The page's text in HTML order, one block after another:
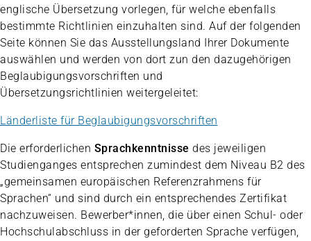
englische Übersetzung vorlegen, für welche ebenfalls
bestimmte Richtlinien einzuhalten sind. Auf der folgenden
Seite können Sie das Ausstellungsland Ihrer Dokumente
auswählen und werden von dort zun den dazugehörigen
Beglaubigungsvorschriften und
Übersetzungsrichtlinien weitergeleitet:
Länderliste für Beglaubigungsvorschriften
Die erforderlichen Sprachkenntnisse des jeweiligen
Studienganges entsprechen zumindest dem Niveau B2 des
„gemeinsamen europäischen Referenzrahmens für
Sprachen“ und sind durch ein entsprechendes Zertifikat
nachzuweisen. Bewerber*innen, die über einen Schul- oder
Hochschulabschluss in der geforderten Sprache verfügen,